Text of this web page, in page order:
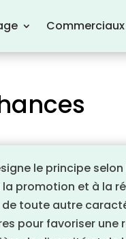
Commerciaux
le principe
promotion et à la
toute autre
pour favoriser une